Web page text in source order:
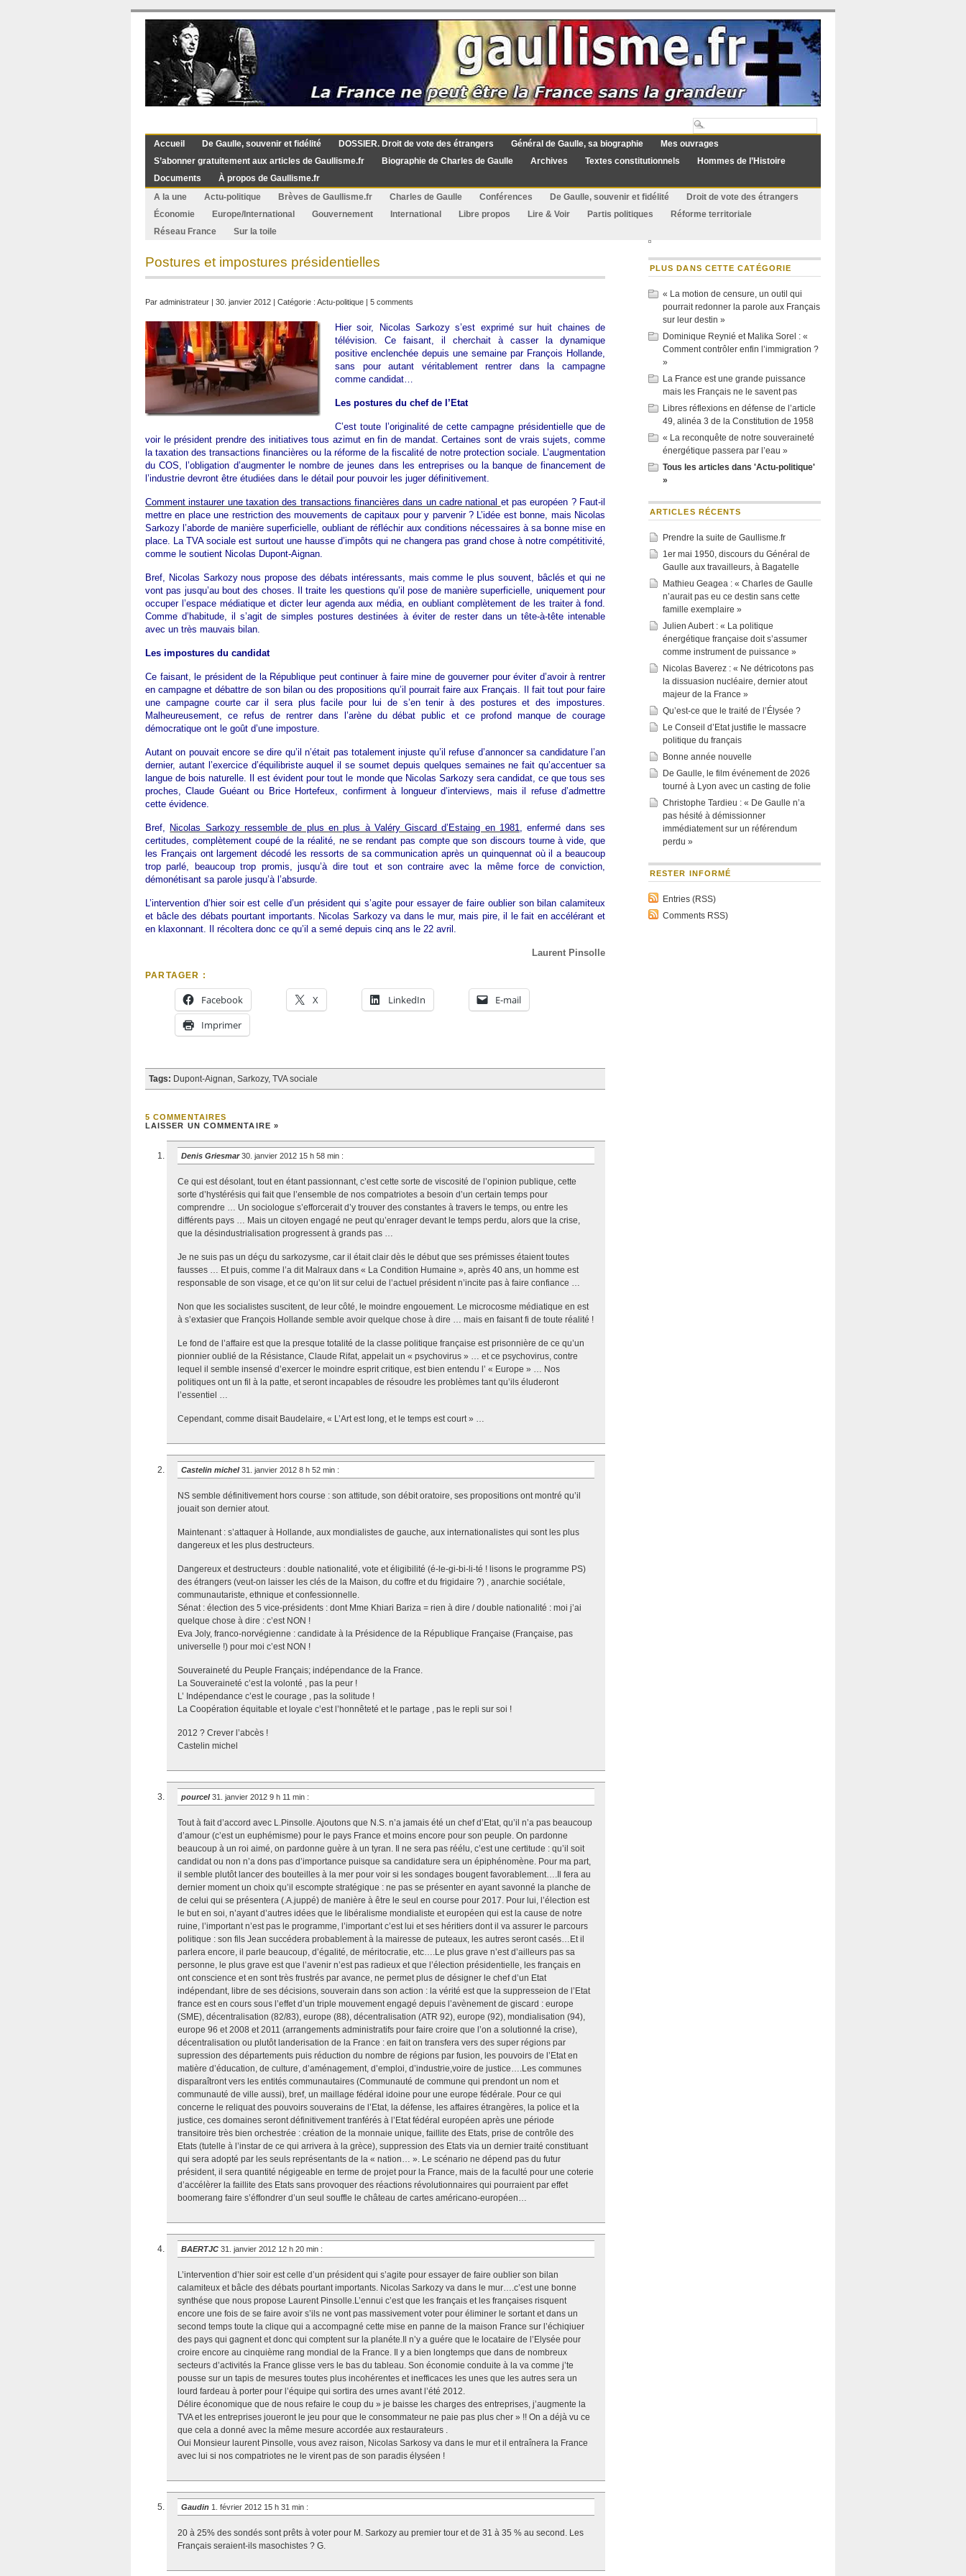
Accueil De Gaulle, souvenir et fidélité DOSSIER. Droit de vote des étrangers Général de Gaulle, sa biographie
Mes ouvrages
S’abonner gratuitement aux articles de Gaullisme.fr
Biographie de Charles de Gaulle Archives Textes constitutionnels
Hommes de l’Histoire
Documents
À propos de Gaullisme.fr
A la une
Actu-politique Brèves de Gaullisme.fr Charles de Gaulle Conférences De Gaulle, souvenir et fidélité
Droit de vote des étrangers
Économie
Europe/International Gouvernement International Libre propos Lire & Voir Partis politiques
Réforme territoriale
Réseau France
Sur la toile
Postures et impostures présidentielles
Par administrateur | 30. janvier 2012 | Catégorie : Actu-politique | 5 comments
Hier soir, Nicolas Sarkozy s’est exprimé sur huit chaines de
télévision. Ce faisant, il cherchait à casser la dynamique
positive enclenchée depuis une semaine par François Hollande,
sans pour autant véritablement rentrer dans la campagne
comme candidat…
Les postures du chef de l’Etat
C’est toute l’originalité de cette campagne présidentielle que de
voir le président prendre des initiatives tous azimut en fin de mandat. Certaines sont de vrais sujets, comme
la taxation des transactions financières ou la réforme de la fiscalité de notre protection sociale. L’augmentation
du COS, l’obligation d’augmenter le nombre de jeunes dans les entreprises ou la banque de financement de
l’industrie devront être étudiées dans le détail pour pouvoir les juger définitivement.
Comment instaurer une taxation des transactions financières dans un cadre national et pas européen ? Faut-il
mettre en place une restriction des mouvements de capitaux pour y parvenir ? L’idée est bonne, mais Nicolas
Sarkozy l’aborde de manière superficielle, oubliant de réfléchir aux conditions nécessaires à sa bonne mise en
place. La TVA sociale est surtout une hausse d’impôts qui ne changera pas grand chose à notre compétitivité,
comme le soutient Nicolas Dupont-Aignan.
Bref, Nicolas Sarkozy nous propose des débats intéressants, mais comme le plus souvent, bâclés et qui ne
vont pas jusqu’au bout des choses. Il traite les questions qu’il pose de manière superficielle, uniquement pour
occuper l’espace médiatique et dicter leur agenda aux média, en oubliant complètement de les traiter à fond.
Comme d’habitude, il s’agit de simples postures destinées à éviter de rester dans un tête-à-tête intenable
avec un très mauvais bilan.
Les impostures du candidat
Ce faisant, le président de la République peut continuer à faire mine de gouverner pour éviter d’avoir à rentrer
en campagne et débattre de son bilan ou des propositions qu’il pourrait faire aux Français. Il fait tout pour faire
une campagne courte car il sera plus facile pour lui de s’en tenir à des postures et des impostures.
Malheureusement, ce refus de rentrer dans l’arène du débat public et ce profond manque de courage
démocratique ont le goût d’une imposture.
Autant on pouvait encore se dire qu’il n’était pas totalement injuste qu’il refuse d’annoncer sa candidature l’an
dernier, autant l’exercice d’équilibriste auquel il se soumet depuis quelques semaines ne fait qu’accentuer sa
langue de bois naturelle. Il est évident pour tout le monde que Nicolas Sarkozy sera candidat, ce que tous ses
proches, Claude Guéant ou Brice Hortefeux, confirment à longueur d’interviews, mais il refuse d’admettre
cette évidence.
Bref, Nicolas Sarkozy ressemble de plus en plus à Valéry Giscard d’Estaing en 1981, enfermé dans ses
certitudes, complètement coupé de la réalité, ne se rendant pas compte que son discours tourne à vide, que
les Français ont largement décodé les ressorts de sa communication après un quinquennat où il a beaucoup
trop parlé, beaucoup trop promis, jusqu’à dire tout et son contraire avec la même force de conviction,
démonétisant sa parole jusqu’à l’absurde.
L’intervention d’hier soir est celle d’un président qui s’agite pour essayer de faire oublier son bilan calamiteux
et bâcle des débats pourtant importants. Nicolas Sarkozy va dans le mur, mais pire, il le fait en accélérant et
en klaxonnant. Il récoltera donc ce qu’il a semé depuis cinq ans le 22 avril.
Laurent Pinsolle
PARTAGER :
Facebook X LinkedIn
E-mail
Imprimer
Tags: Dupont-Aignan, Sarkozy, TVA sociale
5 COMMENTAIRES
LAISSER UN COMMENTAIRE »
Denis Griesmar30. janvier 2012 15 h 58 min :
Ce qui est désolant, tout en étant passionnant, c’est cette sorte de viscosité de l’opinion publique, cette
sorte d’hystérésis qui fait que l’ensemble de nos compatriotes a besoin d’un certain temps pour
comprendre … Un sociologue s’efforcerait d’y trouver des constantes à travers le temps, ou entre les
différents pays … Mais un citoyen engagé ne peut qu’enrager devant le temps perdu, alors que la crise,
que la désindustrialisation progressent à grands pas …
Je ne suis pas un déçu du sarkozysme, car il était clair dès le début que ses prémisses étaient toutes
fausses … Et puis, comme l’a dit Malraux dans « La Condition Humaine », après 40 ans, un homme est
responsable de son visage, et ce qu’on lit sur celui de l’actuel président n’incite pas à faire confiance …
Non que les socialistes suscitent, de leur côté, le moindre engouement. Le microcosme médiatique en est
à s’extasier que François Hollande semble avoir quelque chose à dire … mais en faisant fi de toute réalité !
Le fond de l’affaire est que la presque totalité de la classe politique française est prisonnière de ce qu’un
pionnier oublié de la Résistance, Claude Rifat, appelait un « psychovirus » … et ce psychovirus, contre
lequel il semble insensé d’exercer le moindre esprit critique, est bien entendu l’ « Europe » … Nos
politiques ont un fil à la patte, et seront incapables de résoudre les problèmes tant qu’ils éluderont
l’essentiel …
Cependant, comme disait Baudelaire, « L’Art est long, et le temps est court » …
Castelin michel31. janvier 2012 8 h 52 min :
NS semble définitivement hors course : son attitude, son débit oratoire, ses propositions ont montré qu’il
jouait son dernier atout.
Maintenant : s’attaquer à Hollande, aux mondialistes de gauche, aux internationalistes qui sont les plus
dangereux et les plus destructeurs.
Dangereux et destructeurs : double nationalité, vote et éligibilité (é-le-gi-bi-li-té ! lisons le programme PS)
des étrangers (veut-on laisser les clés de la Maison, du coffre et du frigidaire ?) , anarchie sociétale,
communautariste, ethnique et confessionnelle.
Sénat : élection des 5 vice-présidents : dont Mme Khiari Bariza = rien à dire / double nationalité : moi j’ai
quelque chose à dire : c’est NON !
Eva Joly, franco-norvégienne : candidate à la Présidence de la République Française (Française, pas
universelle !) pour moi c’est NON !
Souveraineté du Peuple Français; indépendance de la France.
La Souveraineté c’est la volonté , pas la peur !
L’ Indépendance c’est le courage , pas la solitude !
La Coopération équitable et loyale c’est l’honnêteté et le partage , pas le repli sur soi !
2012 ? Crever l’abcès !
Castelin michel
pourcel31. janvier 2012 9 h 11 min :
Tout à fait d’accord avec L.Pinsolle. Ajoutons que N.S. n’a jamais été un chef d’Etat, qu’il n’a pas beaucoup
d’amour (c’est un euphémisme) pour le pays France et moins encore pour son peuple. On pardonne
beaucoup à un roi aimé, on pardonne guère à un tyran. Il ne sera pas réélu, c’est une certitude : qu’il soit
candidat ou non n’a dons pas d’importance puisque sa candidature sera un épiphénomène. Pour ma part,
il semble plutôt lancer des bouteilles à la mer pour voir si les sondages bougent favorablement….Il fera au
dernier moment un choix qu’il escompte stratégique : ne pas se présenter en ayant savonné la planche de
de celui qui se présentera (.A.juppé) de manière à être le seul en course pour 2017. Pour lui, l’élection est
le but en soi, n’ayant d’autres idées que le libéralisme mondialiste et européen qui est la cause de notre
ruine, l’important n’est pas le programme, l’important c’est lui et ses héritiers dont il va assurer le parcours
politique : son fils Jean succédera probablement à la mairesse de puteaux, les autres seront casés…Et il
parlera encore, il parle beaucoup, d’égalité, de méritocratie, etc….Le plus grave n’est d’ailleurs pas sa
personne, le plus grave est que l’avenir n’est pas radieux et que l’élection présidentielle, les français en
ont conscience et en sont très frustrés par avance, ne permet plus de désigner le chef d’un Etat
indépendant, libre de ses décisions, souverain dans son action : la vérité est que la suppresseion de l’Etat
france est en cours sous l’effet d’un triple mouvement engagé depuis l’avènement de giscard : europe
(SME), décentralisation (82/83), europe (88), décentralisation (ATR 92), europe (92), mondialisation (94),
europe 96 et 2008 et 2011 (arrangements administratifs pour faire croire que l’on a solutionné la crise),
décentralisation ou plutôt landerisation de la France : en fait on transfera vers des super régions par
supression des départements puis réduction du nombre de régions par fusion, les pouvoirs de l’Etat en
matière d’éducation, de culture, d’aménagement, d’emploi, d’industrie,voire de justice….Les communes
disparaîtront vers les entités communautaires (Communauté de commune qui prendont un nom et
communauté de ville aussi), bref, un maillage fédéral idoine pour une europe fédérale. Pour ce qui
concerne le reliquat des pouvoirs souverains de l’Etat, la défense, les affaires étrangères, la police et la
justice, ces domaines seront définitivement tranférés à l’Etat fédéral européen après une période
transitoire très bien orchestrée : création de la monnaie unique, faillite des Etats, prise de contrôle des
Etats (tutelle à l’instar de ce qui arrivera à la grèce), suppression des Etats via un dernier traité constituant
qui sera adopté par les seuls représentants de la « nation… ». Le scénario ne dépend pas du futur
président, il sera quantité négigeable en terme de projet pour la France, mais de la faculté pour une coterie
d’accélèrer la faillite des Etats sans provoquer des réactions révolutionnaires qui pourraient par effet
boomerang faire s’éffondrer d’un seul souffle le château de cartes américano-européen…
BAERTJC 31. janvier 2012 12 h 20 min :
L’intervention d’hier soir est celle d’un président qui s’agite pour essayer de faire oublier son bilan
calamiteux et bâcle des débats pourtant importants. Nicolas Sarkozy va dans le mur….c’est une bonne
synthése que nous propose Laurent Pinsolle.L’ennui c’est que les français et les françaises risquent
encore une fois de se faire avoir s’ils ne vont pas massivement voter pour éliminer le sortant et dans un
second temps toute la clique qui a accompagné cette mise en panne de la maison France sur l’échiqiuer
des pays qui gagnent et donc qui comptent sur la planéte.Il n’y a guére que le locataire de l’Elysée pour
croire encore au cinquième rang mondial de la France. Il y a bien longtemps que dans de nombreux
secteurs d’activités la France glisse vers le bas du tableau. Son économie conduite à la va comme j’te
pousse sur un tapis de mesures toutes plus incohérentes et inefficaces les unes que les autres sera un
lourd fardeau à porter pour l’équipe qui sortira des urnes avant l’été 2012.
Délire économique que de nous refaire le coup du » je baisse les charges des entreprises, j’augmente la
TVA et les entreprises joueront le jeu pour que le consommateur ne paie pas plus cher » !! On a déjà vu ce
que cela a donné avec la même mesure accordée aux restaurateurs .
Oui Monsieur laurent Pinsolle, vous avez raison, Nicolas Sarkosy va dans le mur et il entraînera la France
avec lui si nos compatriotes ne le virent pas de son paradis élyséen !
Gaudin 1. février 2012 15 h 31 min :
20 à 25% des sondés sont prêts à voter pour M. Sarkozy au premier tour et de 31 à 35 % au second. Les
Français seraient-ils masochistes ? G.
PLUS DANS CETTE CATÉGORIE
« La motion de censure, un outil qui
pourrait redonner la parole aux Français
sur leur destin »
Dominique Reynié et Malika Sorel : «
Comment contrôler enfin l’immigration ?
»
La France est une grande puissance
mais les Français ne le savent pas
Libres réflexions en défense de l’article
49, alinéa 3 de la Constitution de 1958
« La reconquête de notre souveraineté
énergétique passera par l’eau »
Tous les articles dans 'Actu-politique'
»
ARTICLES RÉCENTS
Prendre la suite de Gaullisme.fr
1er mai 1950, discours du Général de
Gaulle aux travailleurs, à Bagatelle
Mathieu Geagea : « Charles de Gaulle
n’aurait pas eu ce destin sans cette
famille exemplaire »
Julien Aubert : « La politique
énergétique française doit s’assumer
comme instrument de puissance »
Nicolas Baverez : « Ne détricotons pas
la dissuasion nucléaire, dernier atout
majeur de la France »
Qu’est-ce que le traité de l’Élysée ?
Le Conseil d’Etat justifie le massacre
politique du français
Bonne année nouvelle
De Gaulle, le film événement de 2026
tourné à Lyon avec un casting de folie
Christophe Tardieu : « De Gaulle n’a
pas hésité à démissionner
immédiatement sur un référendum
perdu »
RESTER INFORMÉ
Entries (RSS)
Comments RSS)